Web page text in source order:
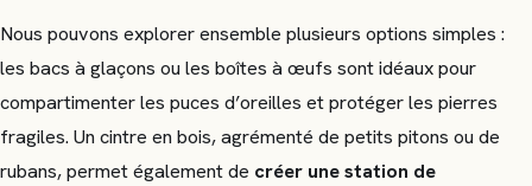
Nous pouvons explorer ensemble plusieurs options simples :
les bacs à glaçons ou les boîtes à œufs sont idéaux pour
compartimenter les puces d’oreilles et protéger les pierres
fragiles. Un cintre en bois, agrémenté de petits pitons ou de
rubans, permet également de créer une station de